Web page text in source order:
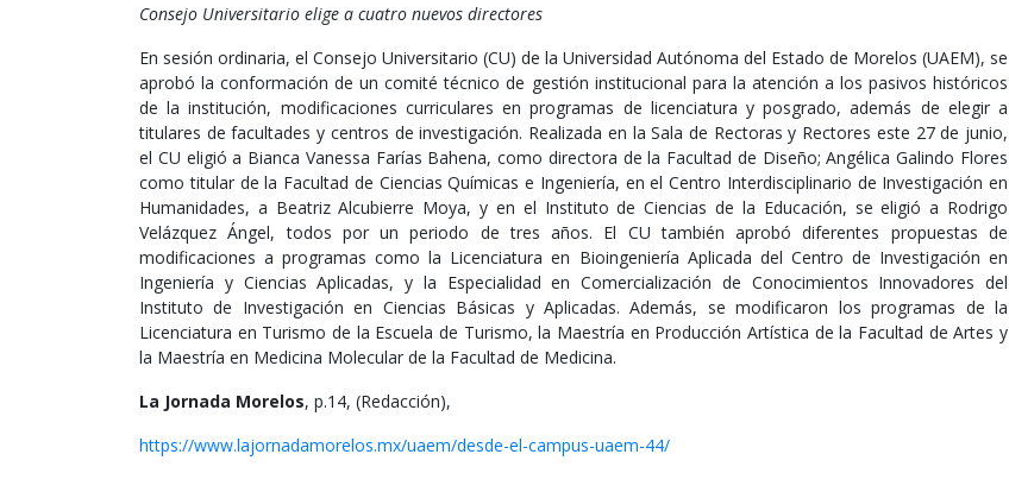
Consejo Universitario elige a cuatro nuevos directores
En sesión ordinaria, el Consejo Universitario (CU) de la Universidad Autónoma del Estado de Morelos (UAEM), se
aprobó la conformación de un comité técnico de gestión institucional para la atención a los pasivos históricos
de la institución, modificaciones curriculares en programas de licenciatura y posgrado, además de elegir a
titulares de facultades y centros de investigación. Realizada en la Sala de Rectoras y Rectores este 27 de junio,
el CU eligió a Bianca Vanessa Farías Bahena, como directora de la Facultad de Diseño; Angélica Galindo Flores
como titular de la Facultad de Ciencias Químicas e Ingeniería, en el Centro Interdisciplinario de Investigación en
Humanidades, a Beatriz Alcubierre Moya, y en el Instituto de Ciencias de la Educación, se eligió a Rodrigo
Velázquez Ángel, todos por un periodo de tres años. El CU también aprobó diferentes propuestas de
modificaciones a programas como la Licenciatura en Bioingeniería Aplicada del Centro de Investigación en
Ingeniería y Ciencias Aplicadas, y la Especialidad en Comercialización de Conocimientos Innovadores del
Instituto de Investigación en Ciencias Básicas y Aplicadas. Además, se modificaron los programas de la
Licenciatura en Turismo de la Escuela de Turismo, la Maestría en Producción Artística de la Facultad de Artes y
la Maestría en Medicina Molecular de la Facultad de Medicina.
La Jornada Morelos, p.14, (Redacción),
https://www.lajornadamorelos.mx/uaem/desde-el-campus-uaem-44/